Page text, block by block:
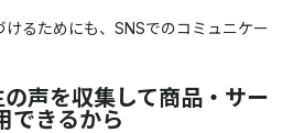
るためにも、SNSでのコミュニケー
声を収集して商品・サー
できるから